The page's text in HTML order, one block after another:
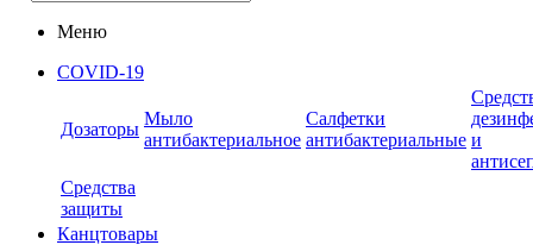
Меню
COVID-19
Дозаторы
Мыло
антибактериальное
Салфетки
антибактериальные и
Средства
защиты
Канцтовары